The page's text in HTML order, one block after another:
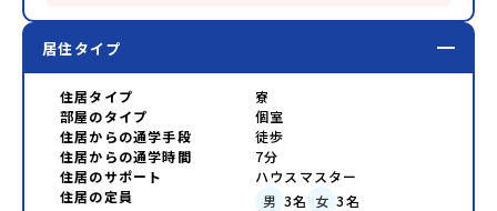
居住タイプ
住居タイプ
寮
部屋のタイプ
個室
住居からの通学手段
徒歩
住居からの通学時間
7分
住居のサポート
ハウスマスター
住居の定員
男 3名 女 3名